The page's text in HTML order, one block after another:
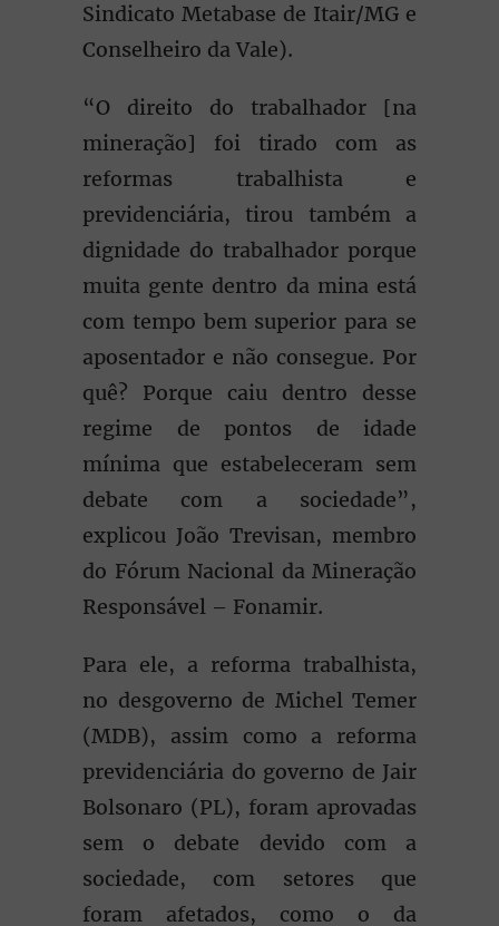
Sindicato Metabase de Itair/MG e
Conselheiro da Vale).
“O direito do trabalhador [na
mineração] foi tirado com as
reformas trabalhista e
previdenciária, tirou também a
dignidade do trabalhador porque
muita gente dentro da mina está
com tempo bem superior para se
aposentador e não consegue. Por
quê? Porque caiu dentro desse
regime de pontos de idade
mínima que estabeleceram sem
debate com a sociedade”,
explicou João Trevisan, membro
do Fórum Nacional da Mineração
Responsável – Fonamir.
Para ele, a reforma trabalhista,
no desgoverno de Michel Temer
(MDB), assim como a reforma
previdenciária do governo de Jair
Bolsonaro (PL), foram aprovadas
sem o debate devido com a
sociedade, com setores que
foram afetados, como o da